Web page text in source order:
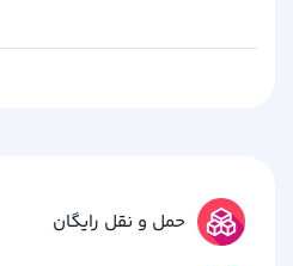
حمل و نقل رایگان